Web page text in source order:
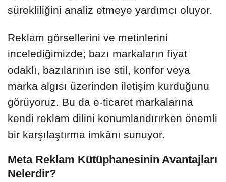
sürekliliğini analiz etmeye yardımcı oluyor.
Reklam görsellerini ve metinlerini
incelediğimizde; bazı markaların fiyat
odaklı, bazılarının ise stil, konfor veya
marka algısı üzerinden iletişim kurduğunu
görüyoruz. Bu da e-ticaret markalarına
kendi reklam dilini konumlandırırken önemli
bir karşılaştırma imkânı sunuyor.
Meta Reklam Kütüphanesinin Avantajları
Nelerdir?